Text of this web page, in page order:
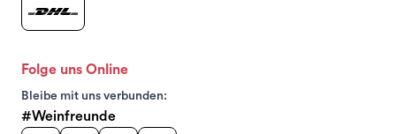
Folge uns Online
Bleibe mit uns verbunden:
#Weinfreunde